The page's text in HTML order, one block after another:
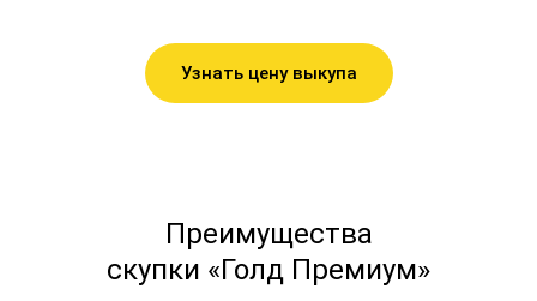
Узнать цену выкупа
Преимущества
скупки «Голд Премиум»